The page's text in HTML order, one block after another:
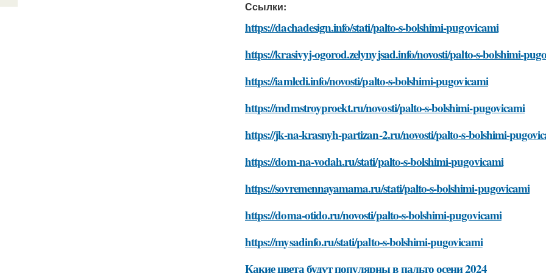
Ссылки:
https://dachadesign.info/stati/palto-s-bolshimi-pugovicami
https://krasivyj-ogorod.zelynyjsad.info/novosti/palto-s-bolshimi-
https://iamledi.info/novosti/palto-s-bolshimi-pugovicami
https://mdmstroyproekt.ru/novosti/palto-s-bolshimi-pugovicami
https://jk-na-krasnyh-partizan-2.ru/novosti/palto-s-bolshimi-
https://dom-na-vodah.ru/stati/palto-s-bolshimi-pugovicami
https://sovremennayamama.ru/stati/palto-s-bolshimi-pugovicami
https://doma-otido.ru/novosti/palto-s-bolshimi-pugovicami
https://mysadinfo.ru/stati/palto-s-bolshimi-pugovicami
Какие цвета будут популярны в пальто осени 2024